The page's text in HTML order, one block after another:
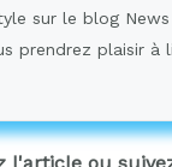
sur le blog News
prendrez plaisir à
l'article ou